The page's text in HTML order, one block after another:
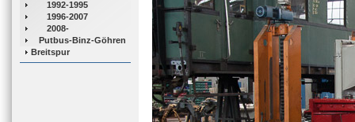
1992-1995
1996-2007
2008-
Putbus-Binz-Göhren
Breitspur